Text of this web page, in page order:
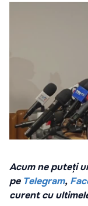
Acum ne puteți
pe Telegram,
curent cu